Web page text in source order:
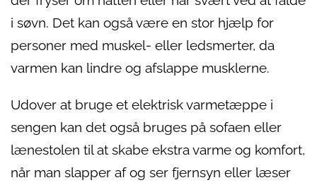
i søvn. Det kan også være en stor hjælp for
personer med muskel- eller ledsmerter, da
varmen kan lindre og afslappe musklerne.
Udover at bruge et elektrisk varmetæppe i
sengen kan det også bruges på sofaen eller
lænestolen til at skabe ekstra varme og komfort,
når man slapper af og ser fjernsyn eller læser